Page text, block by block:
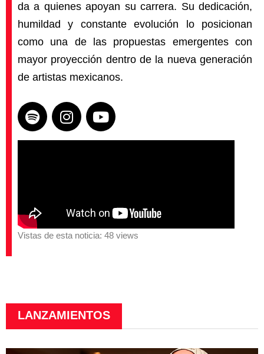
da a quienes apoyan su carrera. Su dedicación,
humildad y constante evolución lo posicionan
como una de las propuestas emergentes con
mayor proyección dentro de la nueva generación
de artistas mexicanos.
Vistas de esta noticia: 48 views
LANZAMIENTOS